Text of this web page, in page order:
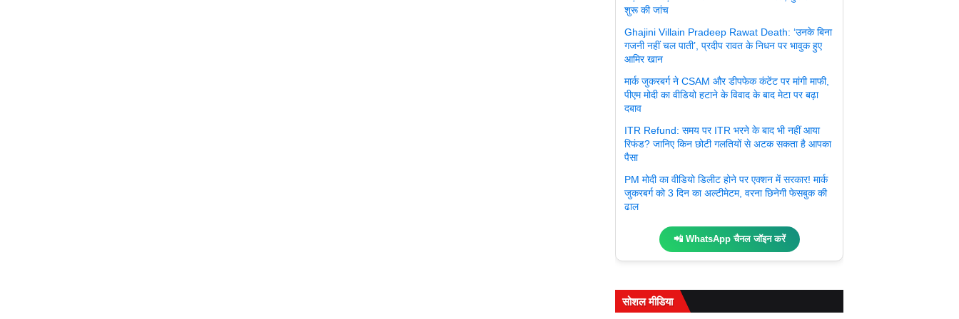
शुरू की जांच
Ghajini Villain Pradeep Rawat Death: ‘उनके बिना
गजनी नहीं चल पाती’, प्रदीप रावत के निधन पर भावुक हुए
आमिर खान
मार्क जुकरबर्ग ने CSAM और डीपफेक कंटेंट पर मांगी माफी,
पीएम मोदी का वीडियो हटाने के विवाद के बाद मेटा पर बढ़ा
दबाव
ITR Refund: समय पर ITR भरने के बाद भी नहीं आया
रिफंड? जानिए किन छोटी गलतियों से अटक सकता है आपका
पैसा
PM मोदी का वीडियो डिलीट होने पर एक्शन में सरकार! मार्क
जुकरबर्ग को 3 दिन का अल्टीमेटम, वरना छिनेगी फेसबुक की
ढाल
📲 WhatsApp चैनल जॉइन करें
सोशल मीडिया